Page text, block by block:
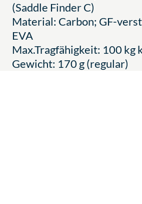
(Saddle Finder C)
Material: Carbon; GF-
EVA
Max.Tragfähigkeit: 100 kg
Gewicht: 170 g (regular)